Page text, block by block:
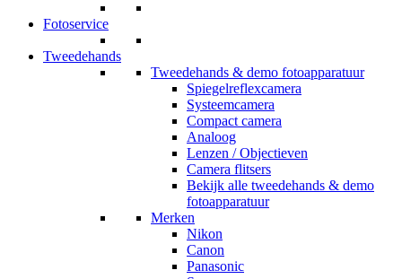
Fotoservice
Tweedehands
Tweedehands & demo fotoapparatuur
Spiegelreflexcamera
Systeemcamera
Compact camera
Analoog
Lenzen / Objectieven
Camera flitsers
Bekijk alle tweedehands & demo
fotoapparatuur
Merken
Nikon
Canon
Panasonic